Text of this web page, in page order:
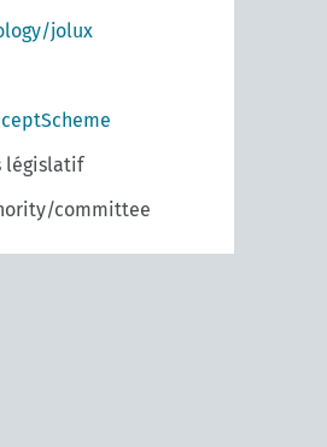
jolux
législatif
committee